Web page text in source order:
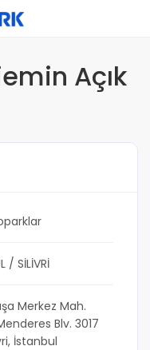
Açık
/ SİLİVRİ
Merkez Mah.
Blv. 3017
İstanbul